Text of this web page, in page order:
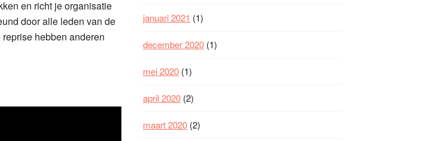
en richt je organisatie
door alle leden van de
hebben anderen
januari 2021 (1)
december 2020 (1)
mei 2020 (1)
april 2020 (2)
maart 2020 (2)